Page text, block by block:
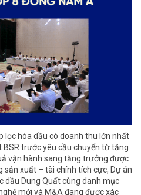
lọc hóa dầu có doanh thu lớn nhất
trước yêu cầu chuyển từ tăng
vận hành sang tăng trưởng được
sản xuất – tài chính tích cực, Dự án
dầu Dung Quất cùng danh mục
mới và M&A đang được xác